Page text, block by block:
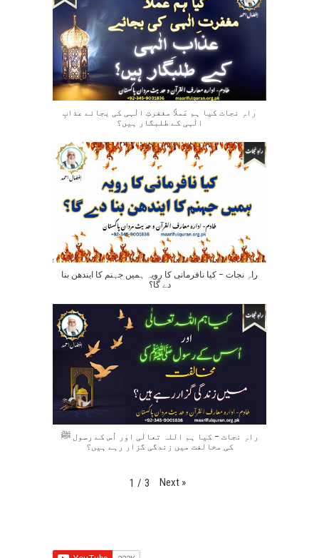
راہِ نجات کیا ہم عَملاً مغفرتِ الٰہی کی بجائے عذابِ
الٰہی کے طلبگار ہیں؟
راہِ نجات – کیا نافرمانی کا رویہ ہمیں جہنم کا ایندھن بنا
دے گا؟
راہِ نجات – کیا ہم اللہ تعالٰی اور اُس کے رسول ﷺ
کی مخالفت میں زندگی گزار رہے ہیں؟
1 / 3 Next »